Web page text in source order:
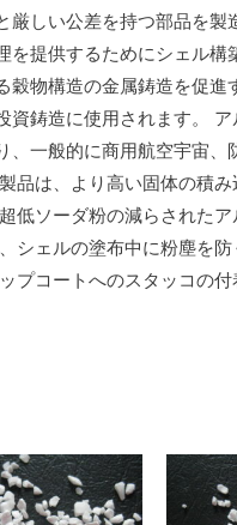
厳しい公差を持つ部品を
を提供するためにシェル
穀物構造の金属鋳造を促
資鋳造に使用されます。
、一般的に商用航空宇宙
品は、より高い固体の積
低ソーダ粉の減らされた
シェルの塗布中に粉塵を
プコートへのスタッコの